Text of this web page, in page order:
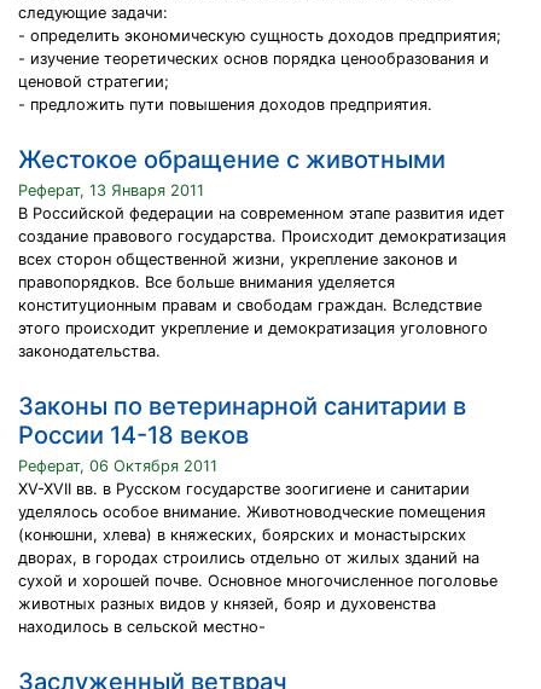
следующие задачи:
- определить экономическую сущность доходов предприятия;
- изучение теоретических основ порядка ценообразования и
ценовой стратегии;
- предложить пути повышения доходов предприятия.
Жестокое обращение с животными
Реферат, 13 Января 2011
В Российской федерации на современном этапе развития идет
создание правового государства. Происходит демократизация
всех сторон общественной жизни, укрепление законов и
правопорядков. Все больше внимания уделяется
конституционным правам и свободам граждан. Вследствие
этого происходит укрепление и демократизация уголовного
законодательства.
Законы по ветеринарной санитарии в
России 14-18 веков
Реферат, 06 Октября 2011
XV-XVII вв. в Русском государстве зоогигиене и санитарии
уделялось особое внимание. Животноводческие помещения
(конюшни, хлева) в княжеских, боярских и монастырских
дворах, в городах строились отдельно от жилых зданий на
сухой и хорошей почве. Основное многочисленное поголовье
животных разных видов у князей, бояр и духовенства
находилось в сельской местно-
Заслуженный ветврач